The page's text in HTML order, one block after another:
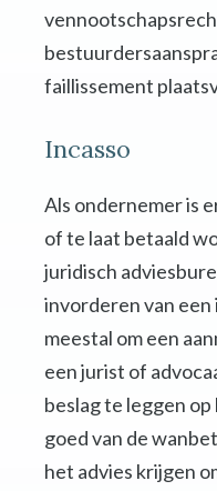
faillissement
Incasso
Als ondernemer is
of te laat betaald
juridisch
invorderen van een
meestal om een
een jurist of
beslag te leggen
goed van de
het advies krijgen